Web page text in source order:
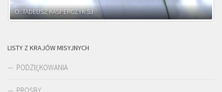
O. ADNRZEJ LEŚNIARA SJ
LISTY Z KRAJÓW MISYJNYCH
PODZIĘKOWANIA
PROŚBY